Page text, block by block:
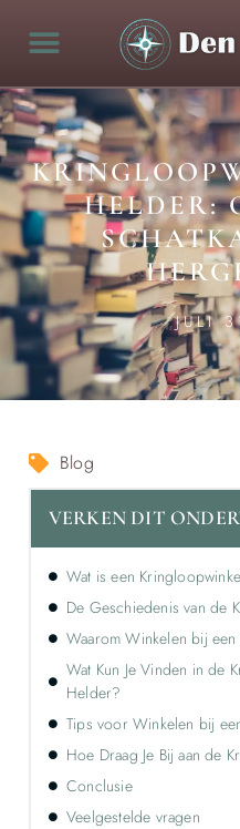
HELDER:
JULI
Blog
VERKEN DIT
Wat is een
De Geschiedenis van de
Waarom Winkelen bij
Wat Kun Je Vinden in de
Helder?
Tips voor Winkelen bij
Hoe Draag Je Bij aan de
Conclusie
Veelgestelde vragen